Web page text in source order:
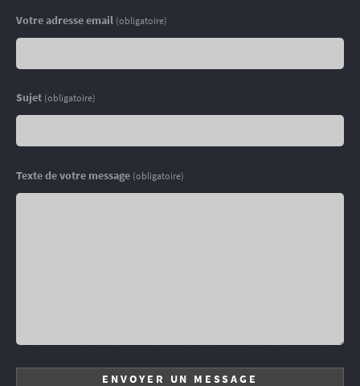
Votre adresse email (obligatoire)
Sujet (obligatoire)
Texte de votre message (obligatoire)